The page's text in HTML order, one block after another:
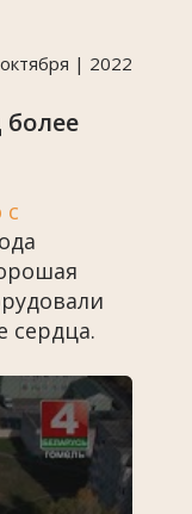
| 2022
с
сердца.